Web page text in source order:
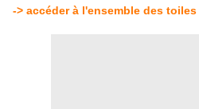
-> accéder à l'ensemble des